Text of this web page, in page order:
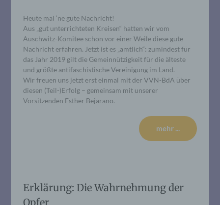
Heute mal ‘ne gute Nachricht!
Aus „gut unterrichteten Kreisen“ hatten wir vom
Auschwitz-Komitee schon vor einer Weile diese gute
Nachricht erfahren. Jetzt ist es „amtlich“: zumindest für
das Jahr 2019 gilt die Gemeinnützigkeit für die älteste
und größte antifaschistische Vereinigung im Land.
Wir freuen uns jetzt erst einmal mit der VVN-BdA über
diesen (Teil-)Erfolg – gemeinsam mit unserer
Vorsitzenden Esther Bejarano.
mehr ...
Erklärung: Die Wahrnehmung der
Opfer